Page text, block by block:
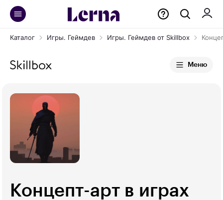
Каталог Игры. Геймдев Игры. Геймдев от Skillbox
Меню
Концепт-арт в играх